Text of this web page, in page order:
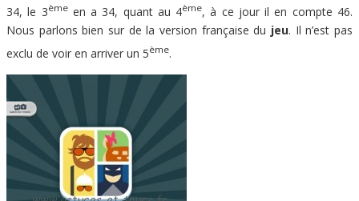
34, le 3èmeen a 34, quant au 4ème, à ce jour il en compte 46.
Nous parlons bien sur de la version française du jeu. Il n’est pas
exclu de voir en arriver un 5ème.